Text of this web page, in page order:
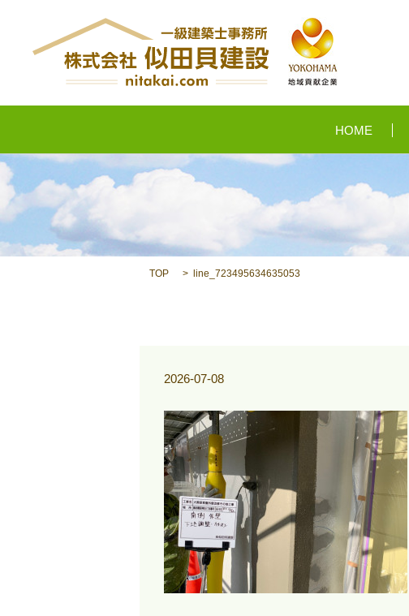
HOME
TOP line_723495634635053
2026-07-08